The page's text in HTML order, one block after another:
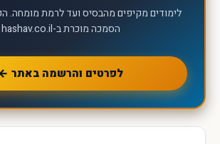
לימודים מקיפים מהבסיס ועד לרמת מומחה.
הסמכה מוכרת ב-hashav.co.il
לפרטים והרשמה באתר